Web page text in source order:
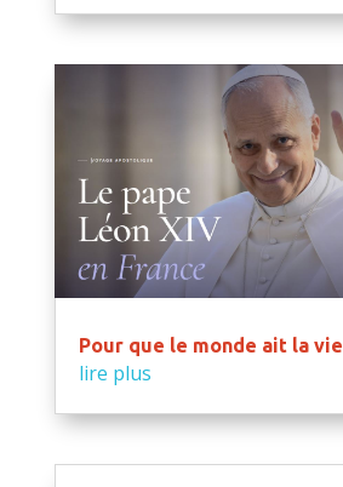
Pour que le monde ait la vie
lire plus